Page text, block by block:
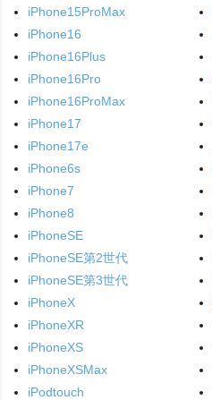
iPhone15ProMax
iPhone16
iPhone16Plus
iPhone16Pro
iPhone16ProMax
iPhone17
iPhone17e
iPhone6s
iPhone7
iPhone8
iPhoneSE
iPhoneSE第2世代
iPhoneSE第3世代
iPhoneX
iPhoneXR
iPhoneXS
iPhoneXSMax
iPodtouch